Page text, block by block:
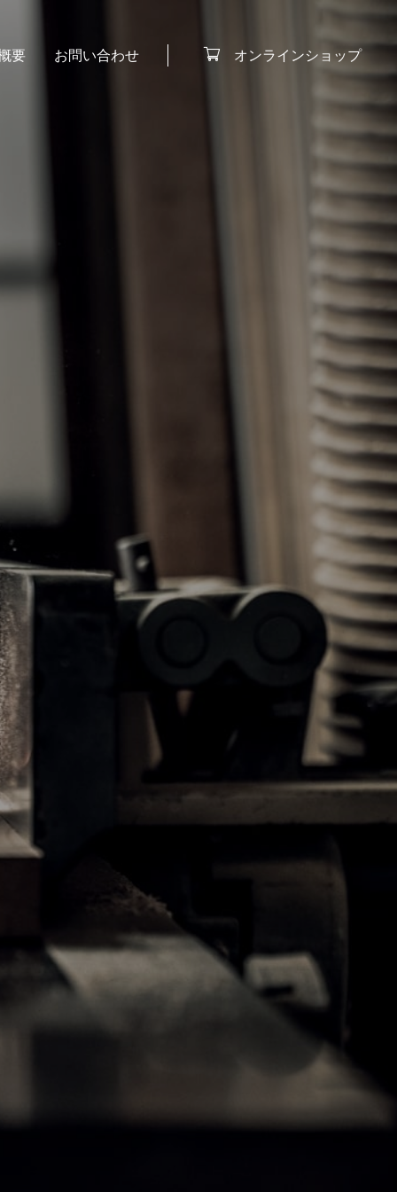
要 お問い合わせ オンラインショップ